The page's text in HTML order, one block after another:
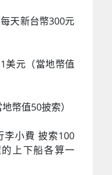
天新台幣300元
美元（當地幣值
幣值50披索）
李小費 披索100
上下船各算一